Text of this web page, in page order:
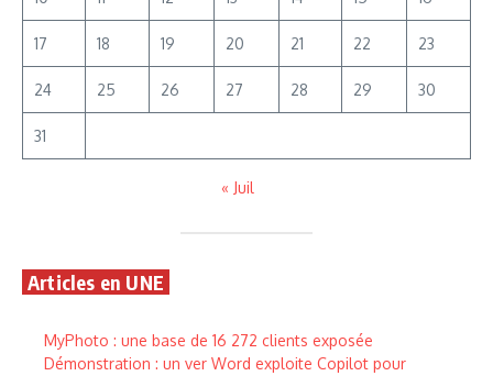
17 18 19 20 21 22 23
24 25 26 27 28 29 30
31
« Juil
Articles en UNE
MyPhoto : une base de 16 272 clients exposée
Démonstration : un ver Word exploite Copilot pour